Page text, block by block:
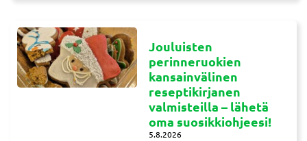
Jouluisten
perinneruokien
kansainvälinen
reseptikirjanen
valmisteilla – lähetä
oma suosikkiohjeesi!
5.8.2026